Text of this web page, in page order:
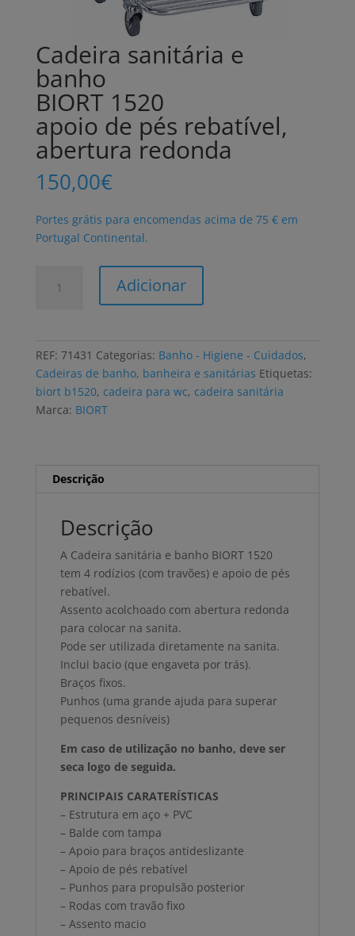
Cadeira sanitária e
banho
BIORT 1520
apoio de pés rebatível,
abertura redonda
150,00€
Portes grátis para encomendas acima de 75 € em
Portugal Continental.
banho
BIORT
rebatível,
Adicionar
REF: 71431 Categorias: Banho - Higiene - Cuidados,
Cadeiras de banho, banheira e sanitárias Etiquetas:
biort b1520, cadeira para wc, cadeira sanitária
Marca: BIORT
Descrição
Descrição
A Cadeira sanitária e banho BIORT 1520
tem 4 rodízios (com travões) e apoio de pés
rebatível.
Assento acolchoado com abertura redonda
para colocar na sanita.
Pode ser utilizada diretamente na sanita.
Inclui bacio (que engaveta por trás).
Braços fixos.
Punhos (uma grande ajuda para superar
pequenos desníveis)
Em caso de utilização no banho, deve ser
seca logo de seguida.
PRINCIPAIS CARATERÍSTICAS
– Estrutura em aço + PVC
– Balde com tampa
– Apoio para braços antideslizante
– Apoio de pés rebatível
– Punhos para propulsão posterior
– Rodas com travão fixo
– Assento macio